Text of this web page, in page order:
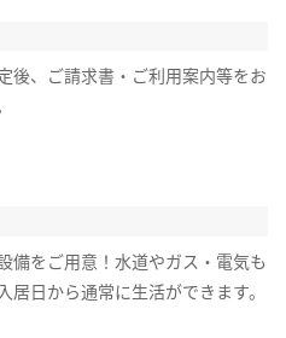
後、ご請求書・ご利用案内等をお
備をご用意！水道やガス・電気も
居日から通常に生活ができます。